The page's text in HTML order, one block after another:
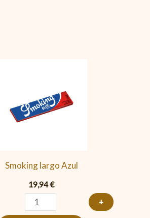
Smoking largo Azul
19,94€
Azul
cantidad
+